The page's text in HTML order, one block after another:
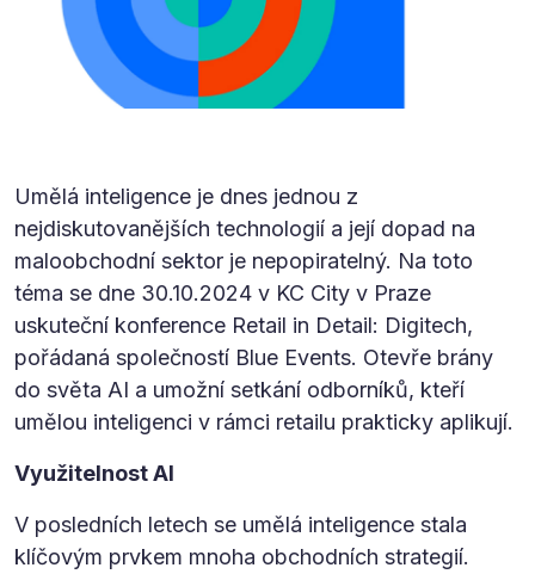
Umělá inteligence je dnes jednou z
nejdiskutovanějších technologií a její dopad na
maloobchodní sektor je nepopiratelný. Na toto
téma se dne 30.10.2024 v KC City v Praze
uskuteční konference Retail in Detail: Digitech,
pořádaná společností Blue Events. Otevře brány
do světa AI a umožní setkání odborníků, kteří
umělou inteligenci v rámci retailu prakticky aplikují.
Využitelnost AI
V posledních letech se umělá inteligence stala
klíčovým prvkem mnoha obchodních strategií.